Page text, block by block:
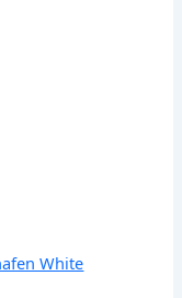
White